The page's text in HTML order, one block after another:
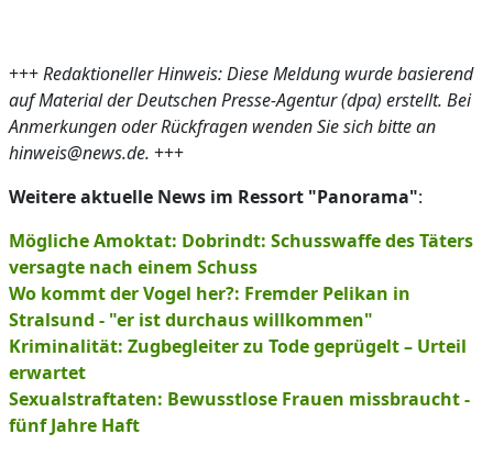
+++Redaktioneller Hinweis: Diese Meldung wurde basierend
auf Material der Deutschen Presse-Agentur (dpa) erstellt. Bei
Anmerkungen oder Rückfragen wenden Sie sich bitte an
hinweis@news.de. +++
Weitere aktuelle News im Ressort "Panorama":
Mögliche Amoktat: Dobrindt: Schusswaffe des Täters
versagte nach einem Schuss
Wo kommt der Vogel her?: Fremder Pelikan in
Stralsund - "er ist durchaus willkommen"
Kriminalität: Zugbegleiter zu Tode geprügelt – Urteil
erwartet
Sexualstraftaten: Bewusstlose Frauen missbraucht -
fünf Jahre Haft